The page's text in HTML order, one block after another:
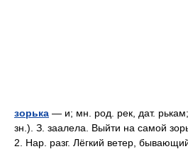
зорька — и; мн. род. рек, дат.
зн.). З. заалела. Выйти на самой
2. Нар. разг. Лёгкий ветер,